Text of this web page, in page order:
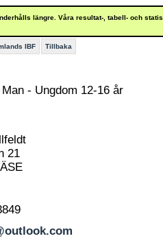
längre. Våra resultat-, tabell- och
IBF Tillbaka
- Ungdom 12-16 år
21